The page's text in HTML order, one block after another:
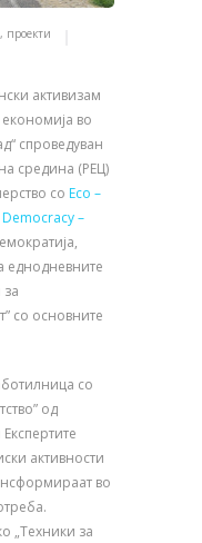
, проекти
активизам
во
спроведуван
средина (РЕЦ)
со Eco –
–
со основните
со
од
активности
во
„Техники за